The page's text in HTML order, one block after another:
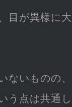
目が異様に大
ないものの、
う点は共通し